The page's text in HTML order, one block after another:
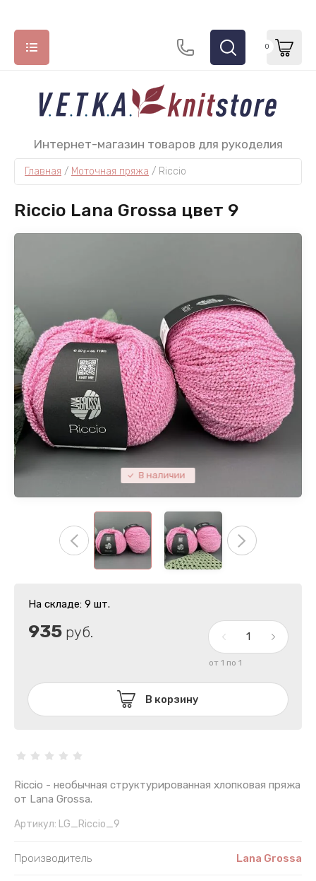
ПРЯЖА
Grossa
Yarns
Интернет-магазин товаров для рукоделия
0
Главная / Моточная пряжа / Riccio
Riccio Lana Grossa цвет 9
В наличии
На складе: 9 шт.
935 руб.
от 1 по 1
В корзину
Riccio - необычная структурированная хлопковая пряжа
от Lana Grossa.
Артикул: LG_Riccio_9
Производитель Lana Grossa